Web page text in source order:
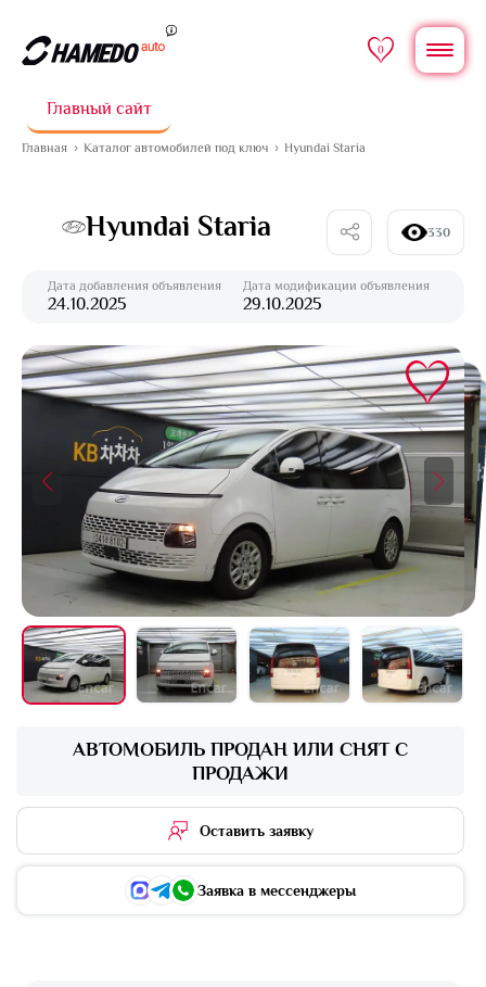
0
Главный сайт
Главная Каталог автомобилей под ключ Hyundai Staria
Hyundai Staria 330
Дата добавления объявления
24.10.2025
Дата модификации объявления
29.10.2025
АВТОМОБИЛЬ ПРОДАН ИЛИ СНЯТ С
ПРОДАЖИ
Оставить заявку
Заявка в мессенджеры